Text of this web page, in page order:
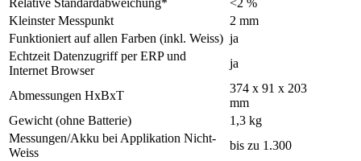
Relative Standardabweichung*
<2 %
Kleinster Messpunkt
2 mm
Funktioniert auf allen Farben (inkl. Weiss) ja
Echtzeit Datenzugriff per ERP und
Internet Browser
ja
Abmessungen HxBxT
374 x 91 x 203
mm
Gewicht (ohne Batterie)
1,3 kg
Messungen/Akku bei Applikation Nicht-
Weiss
bis zu 1.300